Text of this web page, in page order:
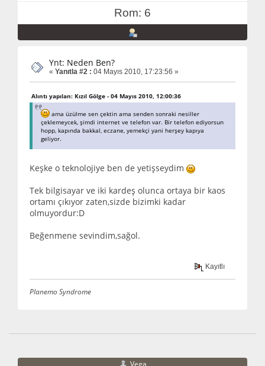
Rom: 6
Ynt: Neden Ben?
« Yanıtla #2 : 04 Mayıs 2010, 17:23:56 »
Alıntı yapılan: Kızıl Gölge - 04 Mayıs 2010, 12:00:36
ama üzülme sen çektin ama senden sonraki nesiller
çeklemeycek, şimdi internet ve telefon var. Bir telefon ediyorsun
hopp, kapında bakkal, eczane, yemekçi yani herşey kapıya
geliyor.
Keşke o teknolojiye ben de yetişseydim
Tek bilgisayar ve iki kardeş olunca ortaya bir kaos
ortamı çıkıyor zaten,sizde bizimki kadar
olmuyordur:D
Beğenmene sevindim,sağol.
Kayıtlı
Planemo Syndrome
Vega